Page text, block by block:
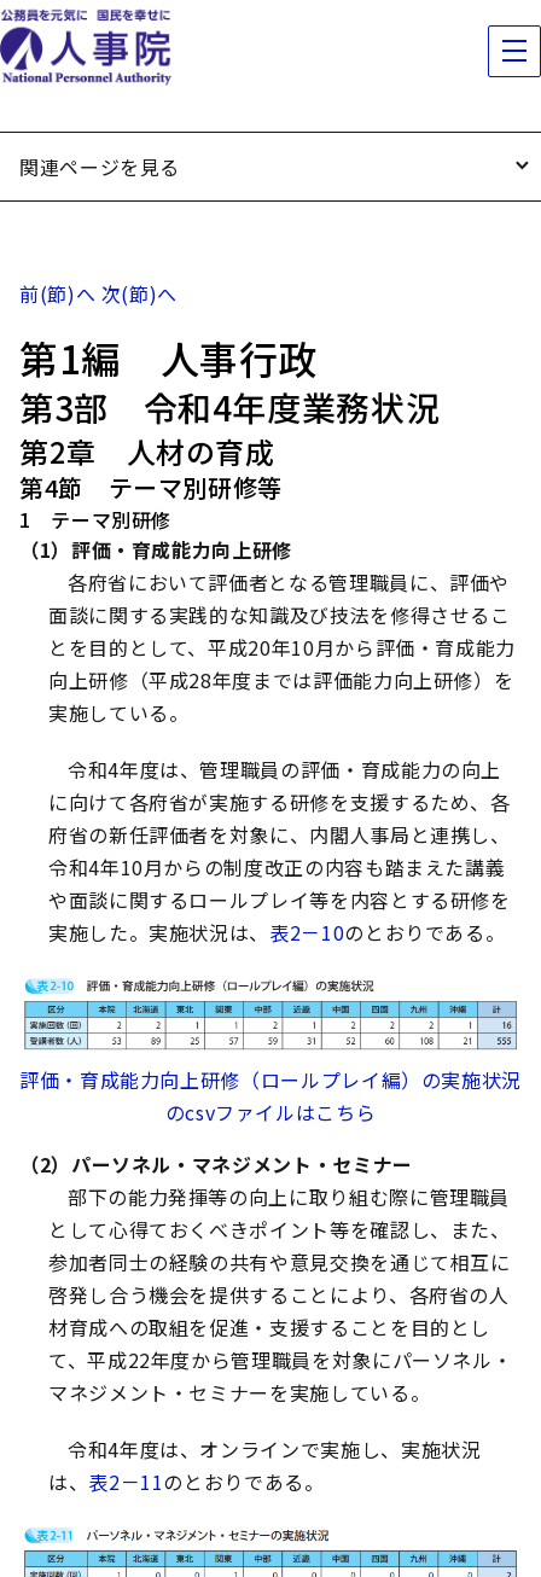
関連ページを見る
前(節)へ 次(節)へ
第1編 人事行政
第3部 令和4年度業務状況
第2章 人材の育成
第4節 テーマ別研修等
1 テーマ別研修
（1）評価・育成能力向上研修
各府省において評価者となる管理職員に、評価や
面談に関する実践的な知識及び技法を修得させるこ
とを目的として、平成20年10月から評価・育成能力
向上研修（平成28年度までは評価能力向上研修）を
実施している。
令和4年度は、管理職員の評価・育成能力の向上
に向けて各府省が実施する研修を支援するため、各
府省の新任評価者を対象に、内閣人事局と連携し、
令和4年10月からの制度改正の内容も踏まえた講義
や面談に関するロールプレイ等を内容とする研修を
実施した。実施状況は、 表2－10のとおりである。
評価・育成能力向上研修（ロールプレイ編）の実施状況
のcsvファイルはこちら
（2）パーソネル・マネジメント・セミナー
部下の能力発揮等の向上に取り組む際に管理職員
として心得ておくべきポイント等を確認し、また、
参加者同士の経験の共有や意見交換を通じて相互に
啓発し合う機会を提供することにより、各府省の人
材育成への取組を促進・支援することを目的とし
て、平成22年度から管理職員を対象にパーソネル・
マネジメント・セミナーを実施している。
令和4年度は、オンラインで実施し、実施状況
は、 表2－11のとおりである。